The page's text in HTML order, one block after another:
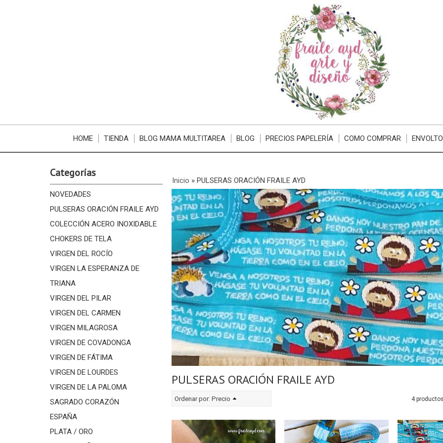
HOME TIENDA BLOG MAMA MULTITAREA BLOG PRECIOS PAPELERÍA COMO COMPRAR
Categorías
NOVEDADES
PULSERAS ORACIÓN FRAILE AYD
COLECCIÓN ACERO INOXIDABLE
CHOKERS DE TELA
VIRGEN DEL ROCÍO
VIRGEN LA ESPERANZA DE
TRIANA
VIRGEN DEL PILAR
VIRGEN DEL CARMEN
VIRGEN MILAGROSA
VIRGEN DE COVADONGA
VIRGEN DE FÁTIMA
VIRGEN DE LOURDES
VIRGEN DE LA PALOMA
SAGRADO CORAZÓN
ESPAÑA
PLATA / ORO
Inicio » PULSERAS ORACIÓN FRAILE AYD
PULSERAS ORACIÓN FRAILE AYD
Ordenar por: Precio 4